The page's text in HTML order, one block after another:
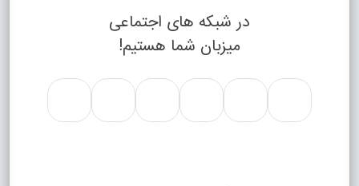
در شبکه های اجتماعی
میزبان شما هستیم!